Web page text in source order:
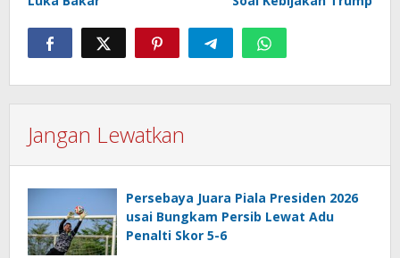
Jangan Lewatkan
Persebaya Juara Piala Presiden 2026
usai Bungkam Persib Lewat Adu
Penalti Skor 5-6